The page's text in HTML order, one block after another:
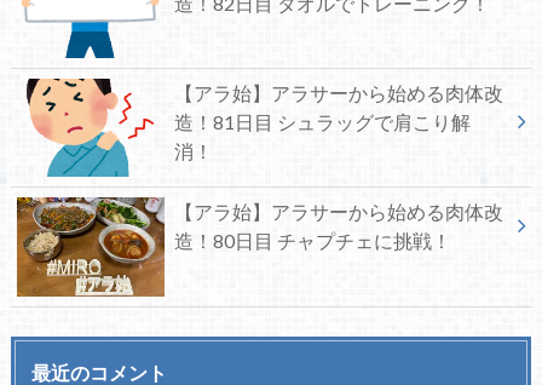
【アラ始】アラサーから始める肉体改
造！81日目 シュラッグで肩こり解
消！
【アラ始】アラサーから始める肉体改
造！80日目 チャプチェに挑戦！
最近のコメント